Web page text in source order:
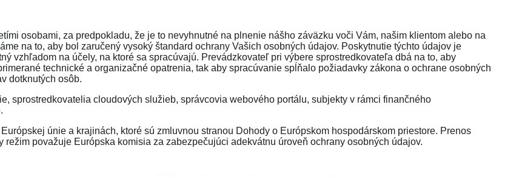
osobami, za predpokladu, že je to nevyhnutné na plnenie nášho záväzku voči Vám, našim klientom alebo na
na to, aby bol zaručený vysoký štandard ochrany Vašich osobných údajov. Poskytnutie týchto údajov je
vzhľadom na účely, na ktoré sa spracúvajú. Prevádzkovateľ pri výbere sprostredkovateľa dbá na to, aby
technické a organizačné opatrenia, tak aby spracúvanie spĺňalo požiadavky zákona o ochrane osobných
dotknutých osôb.
sprostredkovatelia cloudových služieb, správcovia webového portálu, subjekty v rámci finančného
únie a krajinách, ktoré sú zmluvnou stranou Dohody o Európskom hospodárskom priestore. Prenos
považuje Európska komisia za zabezpečujúci adekvátnu úroveň ochrany osobných údajov.